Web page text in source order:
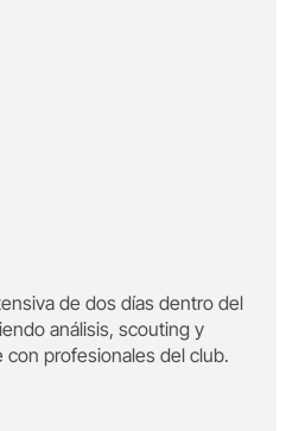
de dos días dentro del
análisis, scouting y
profesionales del club.